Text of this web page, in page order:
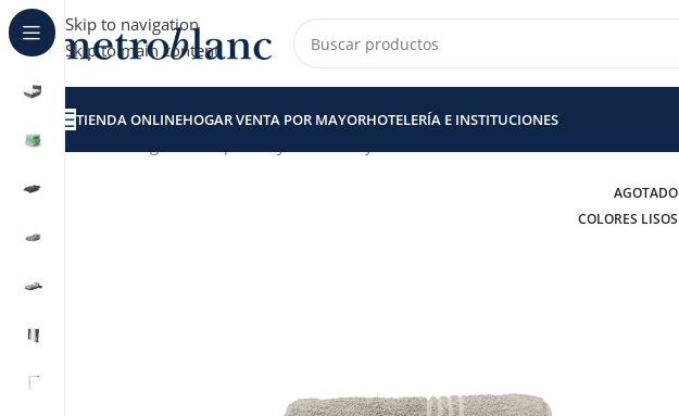
Skip to navigation
Skip to main content
TIENDA ONLINEHOGAR VENTA POR MAYORHOTELERÍA E INSTITUCIONES
AGOTADO
COLORES LISOS